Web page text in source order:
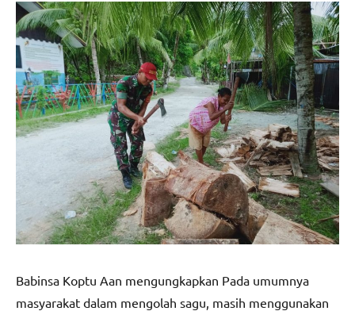
Babinsa Koptu Aan mengungkapkan Pada umumnya
masyarakat dalam mengolah sagu, masih menggunakan